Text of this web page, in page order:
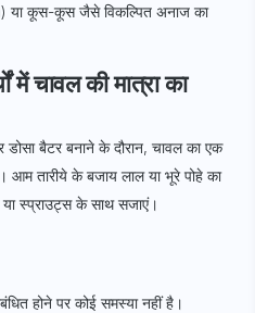
या कूस-कूसजैसे विकल्पित अनाज का
में चावल की मात्रा का
बैटर बनाने के दौरान, चावल का एक
तारीये के बजाय लाल या भूरे पोहे का
स्प्राउट्स के साथ सजाएं।
होने पर कोई समस्या नहीं है।